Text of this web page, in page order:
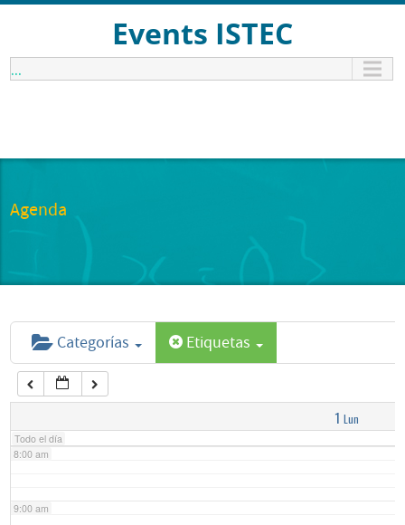
Events ISTEC
...
Agenda
Categorías Etiquetas
1 Lun
Todo el día
1:00 am
6:00 am
7:00 am
8:00 am
9:00 am